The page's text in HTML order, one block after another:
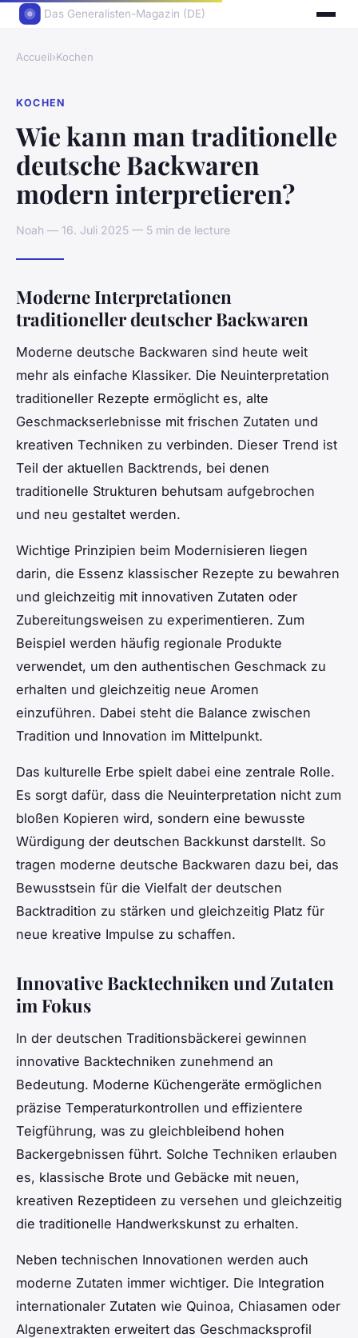
Das Generalisten-Magazin (DE)
Accueil›Kochen
KOCHEN
Wie kann man traditionelle
deutsche Backwaren
modern interpretieren?
Noah — 16. Juli 2025 — 5 min de lecture
Moderne Interpretationen
traditioneller deutscher Backwaren
Moderne deutsche Backwaren sind heute weit
mehr als einfache Klassiker. Die Neuinterpretation
traditioneller Rezepte ermöglicht es, alte
Geschmackserlebnisse mit frischen Zutaten und
kreativen Techniken zu verbinden. Dieser Trend ist
Teil der aktuellen Backtrends, bei denen
traditionelle Strukturen behutsam aufgebrochen
und neu gestaltet werden.
Wichtige Prinzipien beim Modernisieren liegen
darin, die Essenz klassischer Rezepte zu bewahren
und gleichzeitig mit innovativen Zutaten oder
Zubereitungsweisen zu experimentieren. Zum
Beispiel werden häufig regionale Produkte
verwendet, um den authentischen Geschmack zu
erhalten und gleichzeitig neue Aromen
einzuführen. Dabei steht die Balance zwischen
Tradition und Innovation im Mittelpunkt.
Das kulturelle Erbe spielt dabei eine zentrale Rolle.
Es sorgt dafür, dass die Neuinterpretation nicht zum
bloßen Kopieren wird, sondern eine bewusste
Würdigung der deutschen Backkunst darstellt. So
tragen moderne deutsche Backwaren dazu bei, das
Bewusstsein für die Vielfalt der deutschen
Backtradition zu stärken und gleichzeitig Platz für
neue kreative Impulse zu schaffen.
Innovative Backtechniken und Zutaten
im Fokus
In der deutschen Traditionsbäckerei gewinnen
innovative Backtechniken zunehmend an
Bedeutung. Moderne Küchengeräte ermöglichen
präzise Temperaturkontrollen und effizientere
Teigführung, was zu gleichbleibend hohen
Backergebnissen führt. Solche Techniken erlauben
es, klassische Brote und Gebäcke mit neuen,
kreativen Rezeptideen zu versehen und gleichzeitig
die traditionelle Handwerkskunst zu erhalten.
Neben technischen Innovationen werden auch
moderne Zutaten immer wichtiger. Die Integration
internationaler Zutaten wie Quinoa, Chiasamen oder
Algenextrakten erweitert das Geschmacksprofil